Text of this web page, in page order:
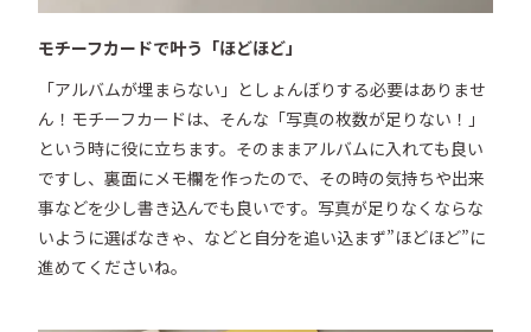
モチーフカードで叶う「ほどほど」
「アルバムが埋まらない」としょんぼりする必要はありませ
ん！モチーフカードは、そんな「写真の枚数が足りない！」
という時に役に立ちます。そのままアルバムに入れても良い
ですし、裏面にメモ欄を作ったので、その時の気持ちや出来
事などを少し書き込んでも良いです。写真が足りなくならな
いように選ばなきゃ、などと自分を追い込まず”ほどほど”に
進めてくださいね。